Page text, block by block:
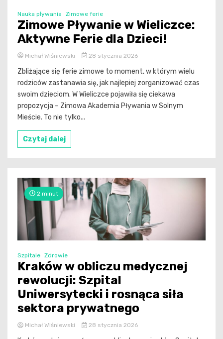
Nauka pływania Zimowe ferie
Zimowe Pływanie w Wieliczce:
Aktywne Ferie dla Dzieci!
Michał Wiśniewski 28 stycznia 2026
Zbliżające się ferie zimowe to moment, w którym wielu
rodziców zastanawia się, jak najlepiej zorganizować czas
swoim dzieciom. W Wieliczce pojawiła się ciekawa
propozycja – Zimowa Akademia Pływania w Solnym
Mieście. To nie tylko...
Czytaj dalej
2 minut
Szpitale Zdrowie
Kraków w obliczu medycznej
rewolucji: Szpital
Uniwersytecki i rosnąca siła
sektora prywatnego
Michał Wiśniewski 28 stycznia 2026